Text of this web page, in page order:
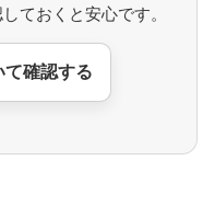
ておくと安心です。
確認する